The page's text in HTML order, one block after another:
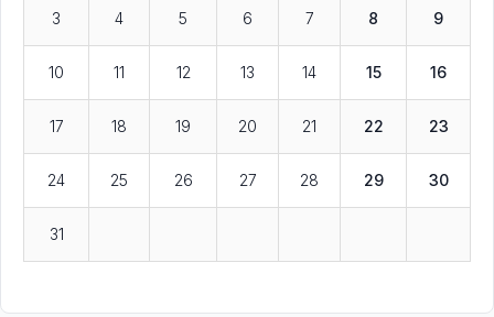
3 4 5 6 7 8 9
10 11 12 13 14 15 16
17 18 19 20 21 22 23
24 25 26 27 28 29 30
31